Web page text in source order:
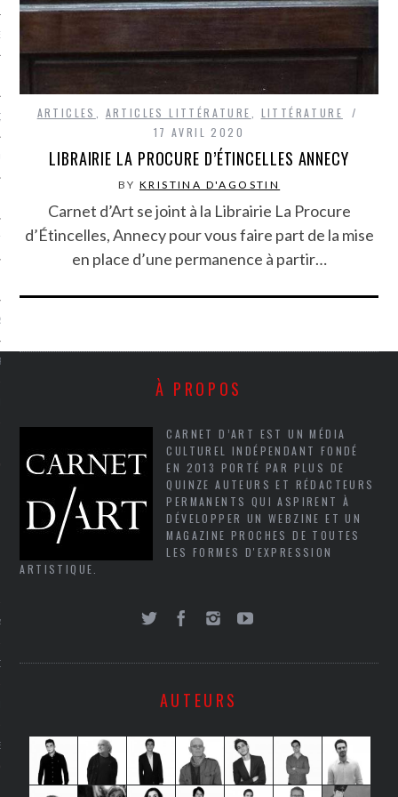
EN VOD
CARAVELLE
PODCAST
ARTICLES ARTICLES LITTÉRATURE
LITTÉRATURE
17 AVRIL 2020
LIBRAIRIE LA PROCURE D’ÉTINCELLES ANNECY
BY KRISTINA D'AGOSTIN
Carnet d’Art se joint à la Librairie La Procure
d’Étincelles, Annecy pour vous faire part de la mise
en place d’une permanence à partir…
À PROPOS
CARNET D’ART EST UN MÉDIA
CULTUREL INDÉPENDANT FONDÉ
EN 2013 PORTÉ PAR PLUS DE
QUINZE AUTEURS ET RÉDACTEURS
PERMANENTS QUI ASPIRENT À
DÉVELOPPER UN WEBZINE ET UN
MAGAZINE PROCHES DE TOUTES
LES FORMES D'EXPRESSION
ARTISTIQUE.
AUTEURS